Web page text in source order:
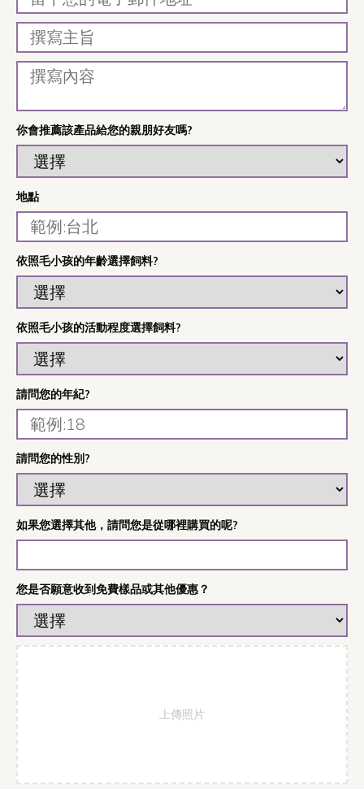
你會推薦該產品給您的親朋好友嗎?
地點
依照毛小孩的年齡選擇飼料?
依照毛小孩的活動程度選擇飼料?
請問您的年紀?
請問您的性別?
如果您選擇其他，請問您是從哪裡購買的呢?
您是否願意收到免費樣品或其他優惠？
上傳照片